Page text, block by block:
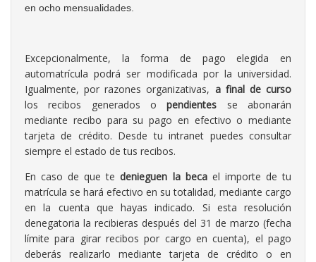
en ocho mensualidades.
Excepcionalmente, la forma de pago elegida en
automatrícula podrá ser modificada por la universidad.
Igualmente, por razones organizativas, a final de curso
los recibos generados opendientes se abonarán
mediante recibo para su pago en efectivo o mediante
tarjeta de crédito. Desde tu intranet puedes consultar
siempre el estado de tus recibos.
En caso de que tedenieguen la becael importe de tu
matrícula se hará efectivo en su totalidad, mediante cargo
en la cuenta que hayas indicado. Si esta resolución
denegatoria la recibieras después del 31 de marzo (fecha
límite para girar recibos por cargo en cuenta), el pago
deberás realizarlo mediante tarjeta de crédito o en